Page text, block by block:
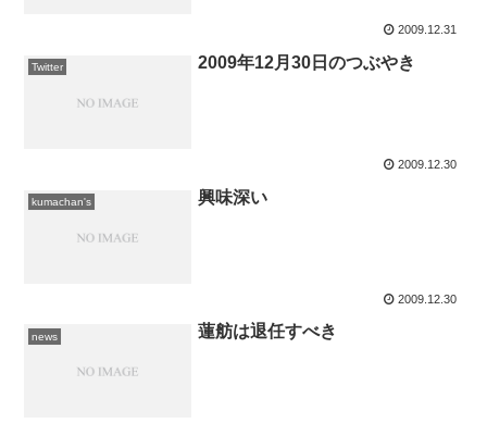
2009.12.31
Twitter 2009年12月30日のつぶやき
2009.12.30
kumachan's 興味深い
2009.12.30
news 蓮舫は退任すべき